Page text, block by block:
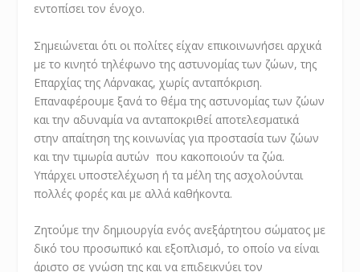
εντοπίσει τον ένοχο.
Σημειώνεται ότι οι πολίτες είχαν επικοινωνήσει αρχικά
με το κινητό τηλέφωνο της αστυνομίας των ζώων, της
Επαρχίας της Λάρνακας, χωρίς ανταπόκριση.
Επαναφέρουμε ξανά το θέμα της αστυνομίας των ζώων
και την αδυναμία να ανταποκριθεί αποτελεσματικά
στην απαίτηση της κοινωνίας για προστασία των ζώων
και την τιμωρία αυτών που κακοποιούν τα ζώα.
Υπάρχει υποστελέχωση ή τα μέλη της ασχολούνται
πολλές φορές και με αλλά καθήκοντα.
Ζητούμε την δημιουργία ενός ανεξάρτητου σώματος με
δικό του προσωπικό και εξοπλισμό, το οποίο να είναι
άριστο σε γνώση της και να επιδεικνύει τον